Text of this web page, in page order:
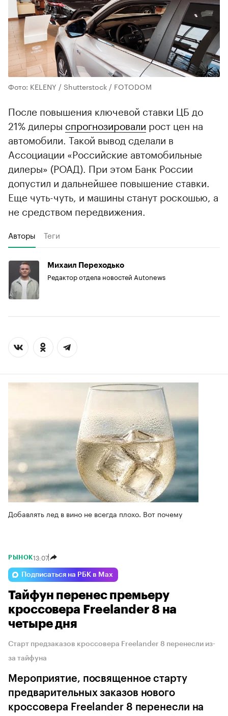
Фото: KELENY / Shutterstock / FOTODOM
После повышения ключевой ставки ЦБ до
21% дилеры спрогнозировали рост цен на
автомобили. Такой вывод сделали в
Ассоциации «Российские автомобильные
дилеры» (РОАД). При этом Банк России
допустил и дальнейшее повышение ставки.
Еще чуть-чуть, и машины станут роскошью, а
не средством передвижения.
Авторы Теги
Михаил Переходько
Редактор отдела новостей Autonews
Добавлять лед в вино не всегда плохо. Вот почему
РЫНОК13:07
Подписаться на РБК в Max
Тайфун перенес премьеру
кроссовера Freelander 8 на
четыре дня
Старт предзаказов кроссовера Freelander 8 перенесли из-
за тайфуна
Мероприятие, посвященное старту
предварительных заказов нового
кроссовера Freelander 8 перенесли на